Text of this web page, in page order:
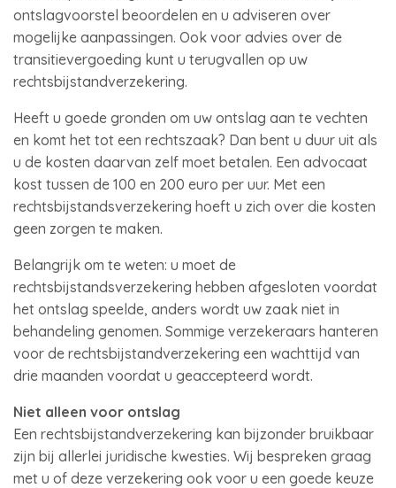
ontslagvoorstel beoordelen en u adviseren over
mogelijke aanpassingen. Ook voor advies over de
transitievergoeding kunt u terugvallen op uw
rechtsbijstandverzekering.
Heeft u goede gronden om uw ontslag aan te vechten
en komt het tot een rechtszaak? Dan bent u duur uit als
u de kosten daarvan zelf moet betalen. Een advocaat
kost tussen de 100 en 200 euro per uur. Met een
rechtsbijstandsverzekering hoeft u zich over die kosten
geen zorgen te maken.
Belangrijk om te weten: u moet de
rechtsbijstandsverzekering hebben afgesloten voordat
het ontslag speelde, anders wordt uw zaak niet in
behandeling genomen. Sommige verzekeraars hanteren
voor de rechtsbijstandverzekering een wachttijd van
drie maanden voordat u geaccepteerd wordt.
Niet alleen voor ontslag
Een rechtsbijstandverzekering kan bijzonder bruikbaar
zijn bij allerlei juridische kwesties. Wij bespreken graag
met u of deze verzekering ook voor u een goede keuze